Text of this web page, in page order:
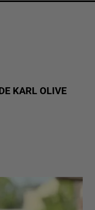
KARL OLIVE